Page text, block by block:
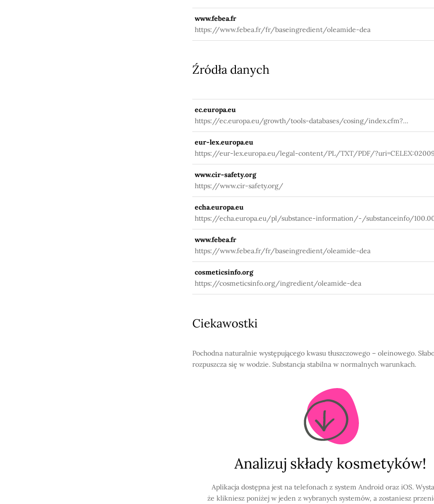
www.febea.fr
https://www.febea.fr/fr/baseingredient/oleamide-dea
Źródła danych
ec.europa.eu
https://ec.europa.eu/growth/tools-databases/cosing/index.cfm?
fuseaction=search.details_v2&id=35649
eur-lex.europa.eu
https://eur-lex.europa.eu/legal-content/PL/TXT/PDF/
20191127&qid=1580984703912&from=PL
www.cir-safety.org
https://www.cir-safety.org/
echa.europa.eu
https://echa.europa.eu/pl/substance-information/-/substanceinfo/
www.febea.fr
https://www.febea.fr/fr/baseingredient/oleamide-dea
cosmeticsinfo.org
https://cosmeticsinfo.org/ingredient/oleamide-dea
Ciekawostki
Pochodna naturalnie występującego kwasu tłuszczowego – oleinowego.
rozpuszcza się w wodzie. Substancja stabilna w normalnych warunkach.
Analizuj składy kosmetyków!
Aplikacja dostępna jest na telefonach z system Android oraz iOS.
że klikniesz poniżej w jeden z wybranych systemów, a zostaniesz